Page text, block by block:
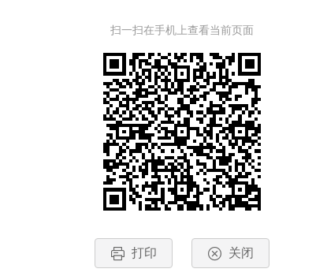
扫一扫在手机上查看当前页面
打印 关闭